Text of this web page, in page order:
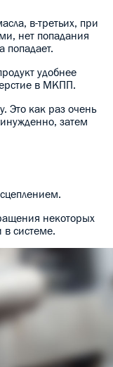
в-третьих, при
нет попадания
попадает.
удобнее
в МКПП.
Это как раз очень
затем
некоторых
в системе.